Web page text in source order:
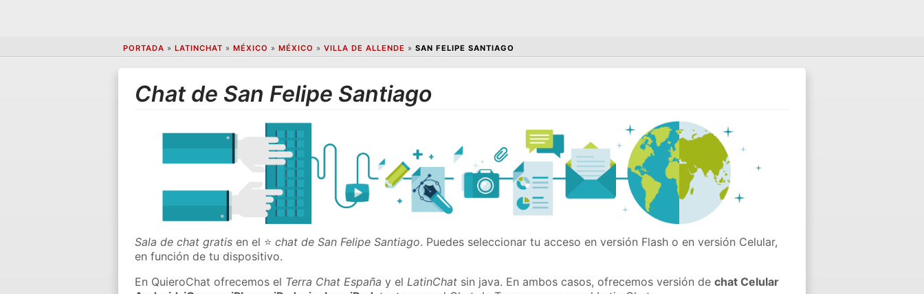
PORTADA » LATINCHAT » MÉXICO » MÉXICO » VILLA DE ALLENDE » SAN FELIPE SANTIAGO
Chat de San Felipe Santiago
Sala de chat gratis en el ⭐chat de San Felipe Santiago. Puedes seleccionar tu acceso en versión Flash o en versión Celular,
en función de tu dispositivo.
En QuieroChat ofrecemos el Terra Chat España y elLatinChat sin java. En ambos casos, ofrecemos versión dechat Celular